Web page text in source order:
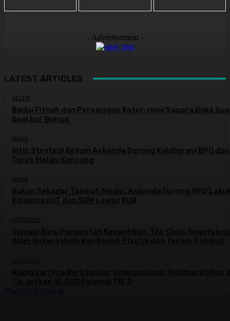
- Advertisement -
LATEST ARTICLES
SELEB
Badai Fitnah dan Persaingan Kotor: Heni Sagara Buka
Soal Isu ‘Bunga’
NEWS
Intip Strategi Ketum Asbanda Dorong Kolaborasi BPD dan
Terus Melaju Kencang
NEWS
Bukan Sekadar Tambah Modal, Asbanda Dorong BPD
Kolaborasi IT dan SDM Lewat KUB
LIFESTYLE